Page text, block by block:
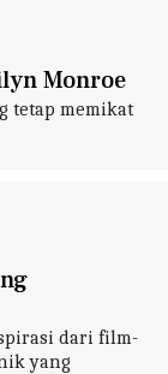
Monroe
tetap memikat
dari film-
yang